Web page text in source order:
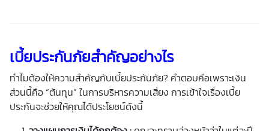
เบี้ยประกันภัยสำคัญอย่างไร
ทำไมต้องให้ความสำคัญกับเบี้ยประกันภัย? คำตอบคือเพราะเงิน
ส่วนนี้คือ “ต้นทุน” ในการบริหารความเสี่ยง การเข้าใจเรื่องเบี้ย
ประกันจะช่วยให้คุณได้ประโยชน์ดังนี้